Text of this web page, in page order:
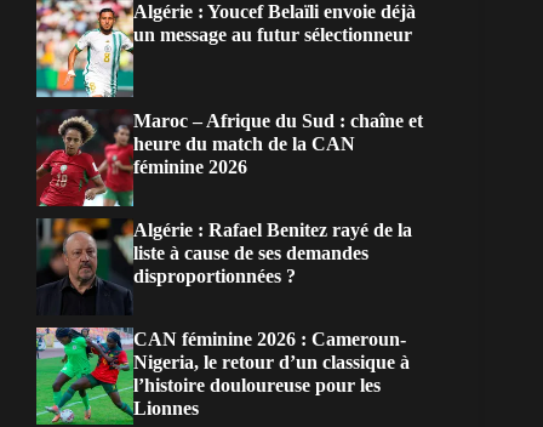
Algérie : Youcef Belaïli envoie déjà
un message au futur sélectionneur
Maroc – Afrique du Sud : chaîne et
heure du match de la CAN
féminine 2026
Algérie : Rafael Benitez rayé de la
liste à cause de ses demandes
disproportionnées ?
CAN féminine 2026 : Cameroun-
Nigeria, le retour d’un classique à
l’histoire douloureuse pour les
Lionnes